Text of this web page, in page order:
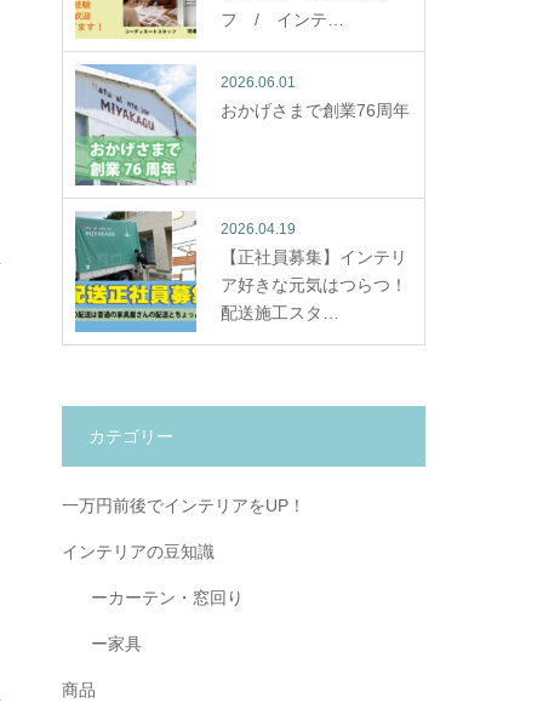
フ / インテ…
2026.06.01
おかげさまで創業76周年
2026.04.19
【正社員募集】インテリ
ア好きな元気はつらつ！
配送施工スタ…
カテゴリー
一万円前後でインテリアをUP！
インテリアの豆知識
ーカーテン・窓回り
ー家具
商品